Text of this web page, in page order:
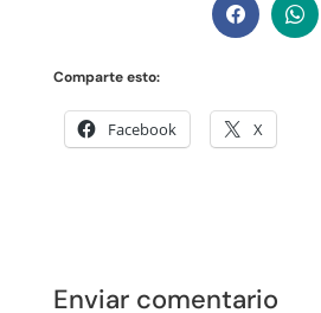
Comparte esto:
Facebook X
Enviar comentario